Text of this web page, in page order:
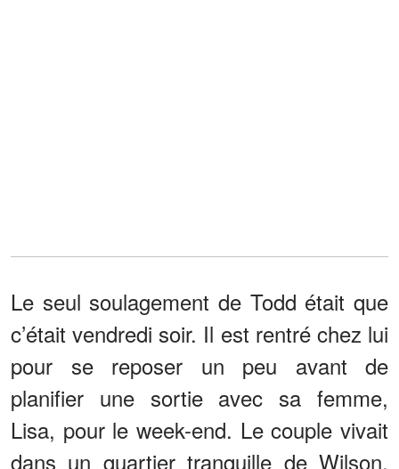
Le seul soulagement de Todd était que
c’était vendredi soir. Il est rentré chez lui
pour se reposer un peu avant de
planifier une sortie avec sa femme,
Lisa, pour le week-end. Le couple vivait
dans un quartier tranquille de Wilson,